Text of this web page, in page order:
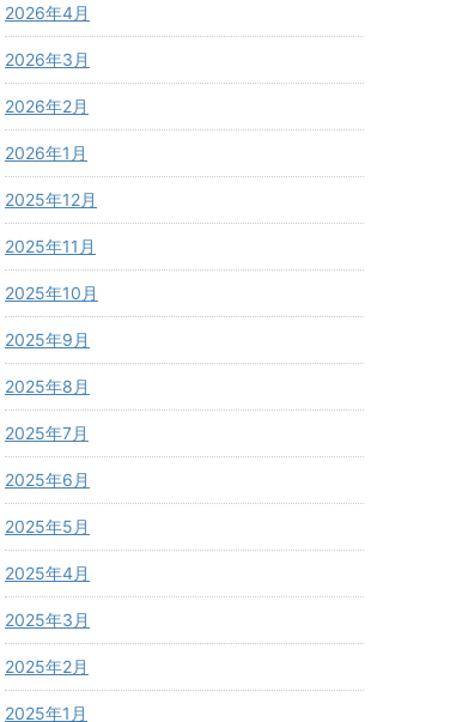
2026年4月
2026年3月
2026年2月
2026年1月
2025年12月
2025年11月
2025年10月
2025年9月
2025年8月
2025年7月
2025年6月
2025年5月
2025年4月
2025年3月
2025年2月
2025年1月